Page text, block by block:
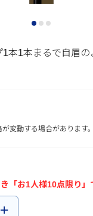
本1本まるで自眉の
変動する場合があります。
「お1人様10点限り」